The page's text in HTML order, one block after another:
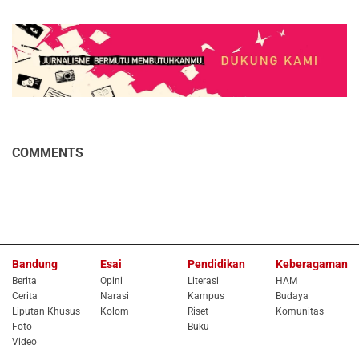
COMMENTS
Bandung
Berita
Cerita
Liputan Khusus
Foto
Video
Esai
Opini
Narasi
Kolom
Pendidikan
Literasi
Kampus
Riset
Buku
Keberagaman
HAM
Budaya
Komunitas